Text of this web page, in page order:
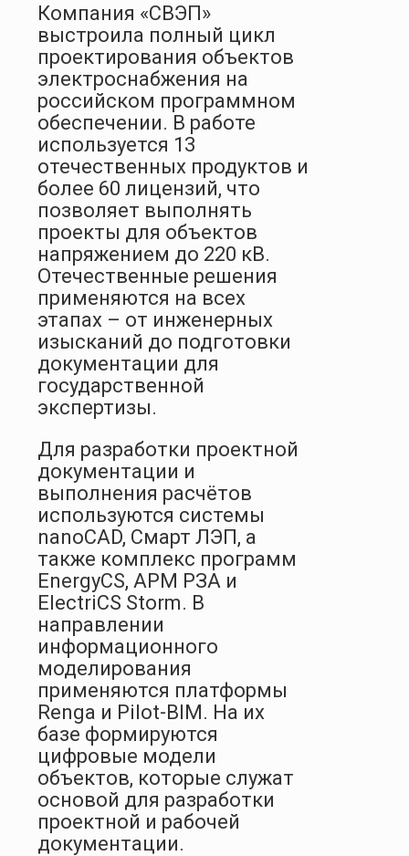
Компания «СВЭП»
выстроила полный цикл
проектирования объектов
электроснабжения на
российском программном
обеспечении. В работе
используется 13
отечественных продуктов и
более 60 лицензий, что
позволяет выполнять
проекты для объектов
напряжением до 220 кВ.
Отечественные решения
применяются на всех
этапах – от инженерных
изысканий до подготовки
документации для
государственной
экспертизы.
Для разработки проектной
документации и
выполнения расчётов
используются системы
nanoCAD, Смарт ЛЭП, а
также комплекс программ
EnergyCS, АРМ РЗА и
ElectriCS Storm. В
направлении
информационного
моделирования
применяются платформы
Renga и Pilot-BIM. На их
базе формируются
цифровые модели
объектов, которые служат
основой для разработки
проектной и рабочей
документации.